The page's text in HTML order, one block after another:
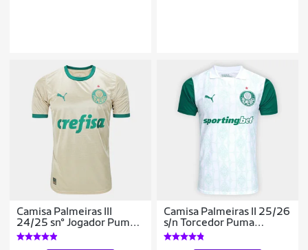
Camisa Palmeiras III
24/25 sn° Jogador Puma
Masculina
Camisa Palmeiras II 25/26
s/n Torcedor Puma
Masculina